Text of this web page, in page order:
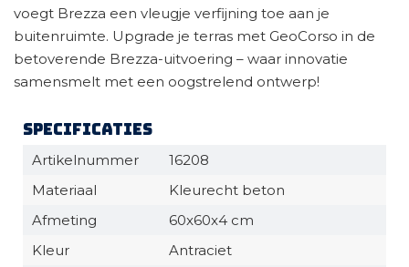
voegt Brezza een vleugje verfijning toe aan je
buitenruimte. Upgrade je terras met GeoCorso in de
betoverende Brezza-uitvoering – waar innovatie
samensmelt met een oogstrelend ontwerp!
Specificaties
Artikelnummer
16208
Materiaal
Kleurecht beton
Afmeting
60x60x4 cm
Kleur
Antraciet